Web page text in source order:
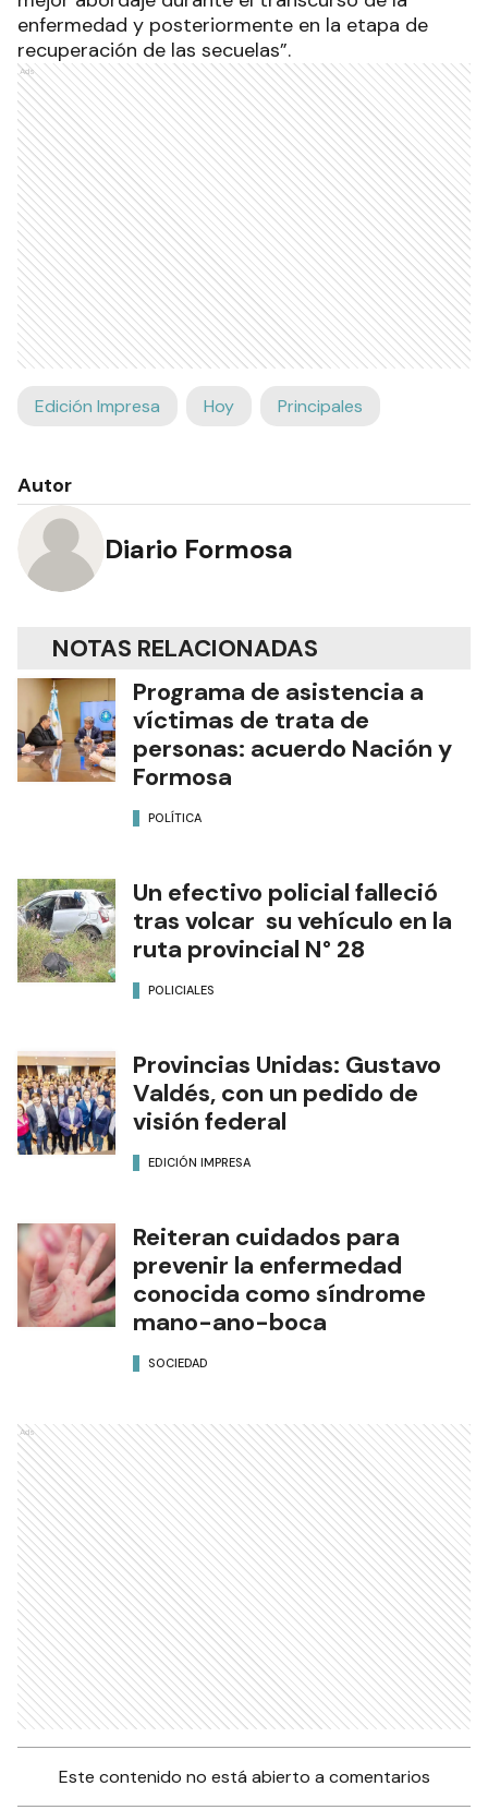
enfermedad y posteriormente en la etapa de
recuperación de las secuelas”.
Ads
Edición Impresa Hoy Principales
Autor
Diario Formosa
NOTAS RELACIONADAS
Programa de asistencia a
víctimas de trata de
personas: acuerdo Nación y
Formosa
POLÍTICA
Un efectivo policial falleció
tras volcar su vehículo en la
ruta provincial N° 28
POLICIALES
Provincias Unidas: Gustavo
Valdés, con un pedido de
visión federal
EDICIÓN IMPRESA
Reiteran cuidados para
prevenir la enfermedad
conocida como síndrome
mano-ano-boca
SOCIEDAD
Ads
Este contenido no está abierto a comentarios